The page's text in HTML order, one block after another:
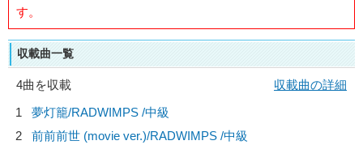
す。
収載曲一覧
4曲を収載
収載曲の詳細
1
夢灯籠/RADWIMPS /中級
2
前前前世 (movie ver.)/RADWIMPS /中級